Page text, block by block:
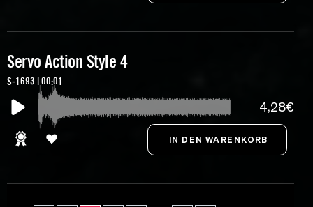
Servo Action Style 4
S-1693 | 00:01
4,28€